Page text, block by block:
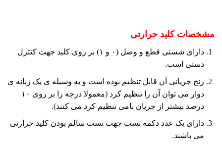
مشخصات کلید حرارتی
دارای شستی قطع و وصل (۰ و ۱) بر روی کلید جهت کنترل
دستی است.
رنج جریانی آن قابل تنظیم بوده است و به وسیله ی یک زبانه ی
دوار می توان آن را تنظیم کرد (معمولا درجه را بر روی ۱۰
درصد بیشتر از جریان نامی تنظیم کرد می کنند).
دارای یک عدد دکمه تست جهت تست سالم بودن کلید حرارتی
می باشند.